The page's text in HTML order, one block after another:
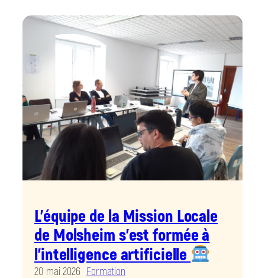
L’équipe de la Mission Locale
de Molsheim s’est formée à
l’intelligence artificielle
20 mai 2026 Formation